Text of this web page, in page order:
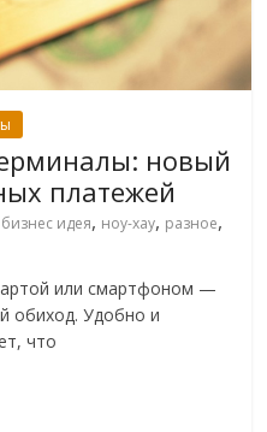
новый
платежей
бизнес идея, ноу-хау, разное,
или смартфоном —
обиход. Удобно и
что